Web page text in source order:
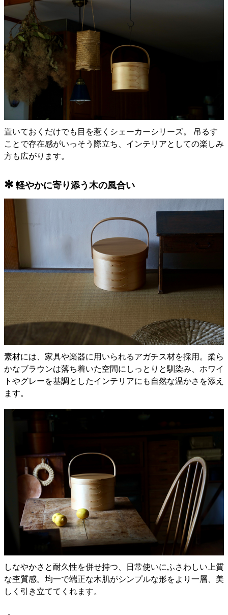
置いておくだけでも目を惹くシェーカーシリーズ。 吊るす
ことで存在感がいっそう際立ち、インテリアとしての楽しみ
方も広がります。
✻ 軽やかに寄り添う木の風合い
素材には、家具や楽器に用いられるアガチス材を採用。柔ら
かなブラウンは落ち着いた空間にしっとりと馴染み、ホワイ
トやグレーを基調としたインテリアにも自然な温かさを添え
ます。
しなやかさと耐久性を併せ持つ、日常使いにふさわしい上質
な杢質感。均一で端正な木肌がシンプルな形をより一層、美
しく引き立ててくれます。